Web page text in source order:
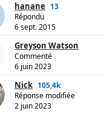
hanane 13
Répondu
6 sept. 2015
Greyson Watson
Commenté
6 juin 2023
Nick 105,4k
Réponse modifiée
2 juin 2023